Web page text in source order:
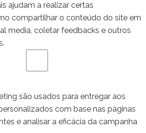
ajudam a realizar certas
compartilhar o conteúdo do site em
media, coletar feedbacks e outros
são usados para entregar aos
com base nas páginas
e analisar a eficácia da campanha